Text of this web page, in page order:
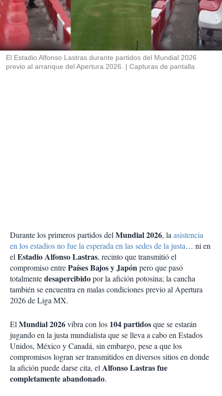
a
r
t
i
r
El Estadio Alfonso Lastras durante partidos del Mundial 2026
previo al arranque del Apertura 2026.
Capturas de pantalla
Durante los primeros partidos delMundial 2026, laasistencia
en los estadios no fue la esperada en las sedes de la justa… ni en
elEstadio Alfonso Lastras, recinto que transmitió el
compromiso entrePaíses Bajos y Japónpero que pasó
totalmentedesapercibidopor la afición potosina; la cancha
también se encuentra en malas condiciones previo al Apertura
2026 de Liga MX.
ElMundial 2026vibra con los 104 partidosque se estarán
jugando en la justa mundialista que se lleva a cabo en Estados
Unidos, México y Canadá, sin embargo, pese a que los
compromisos logran ser transmitidos en diversos sitios en donde
la afición puede darse cita, elAlfonso Lastras fue
completamente abandonado.